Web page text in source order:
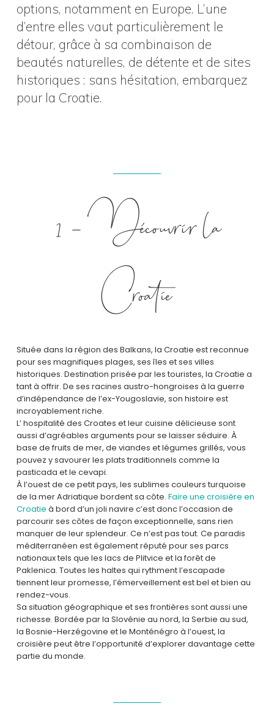
options, notamment en Europe. L’une
d’entre elles vaut particulièrement le
détour, grâce à sa combinaison de
beautés naturelles, de détente et de sites
historiques : sans hésitation, embarquez
pour la Croatie.
1 – Découvrir la
Croatie
Située dans la région des Balkans, la Croatie est reconnue
pour ses magnifiques plages, ses îles et ses villes
historiques. Destination prisée par les touristes, la Croatie a
tant à offrir. De ses racines austro-hongroises à la guerre
d’indépendance de l’ex-Yougoslavie, son histoire est
incroyablement riche.
L’ hospitalité des Croates et leur cuisine délicieuse sont
aussi d’agréables arguments pour se laisser séduire. À
base de fruits de mer, de viandes et légumes grillés, vous
pouvez y savourer les plats traditionnels comme la
pasticada et le cevapi.
À l’ouest de ce petit pays, les sublimes couleurs turquoise
de la mer Adriatique bordent sa côte.Faire une croisière en
Croatie à bord d’un joli navire c’est donc l’occasion de
parcourir ses côtes de façon exceptionnelle, sans rien
manquer de leur splendeur. Ce n’est pas tout. Ce paradis
méditerranéen est également réputé pour ses parcs
nationaux tels que les lacs de Plitvice et la forêt de
Paklenica. Toutes les haltes qui rythment l’escapade
tiennent leur promesse, l’émerveillement est bel et bien au
rendez-vous.
Sa situation géographique et ses frontières sont aussi une
richesse. Bordée par la Slovénie au nord, la Serbie au sud,
la Bosnie-Herzégovine et le Monténégro à l’ouest, la
croisière peut être l’opportunité d’explorer davantage cette
partie du monde.